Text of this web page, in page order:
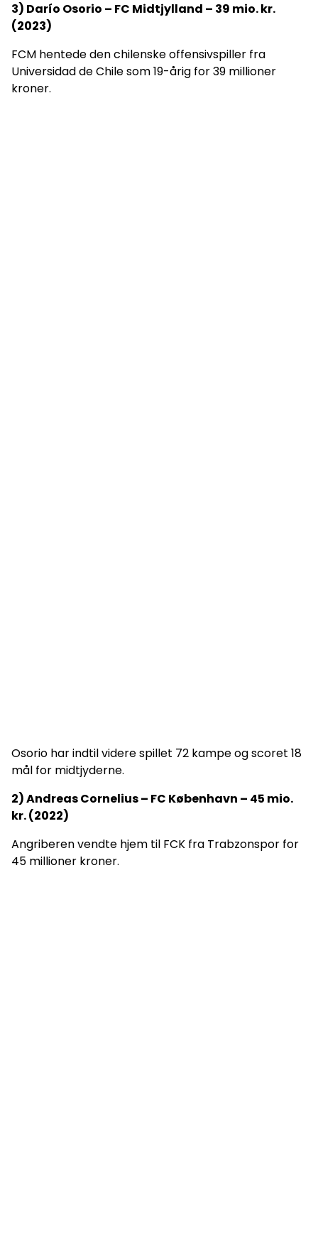
3) Darío Osorio – FC Midtjylland – 39 mio. kr.
(2023)
FCM hentede den chilenske offensivspiller fra
Universidad de Chile som 19-årig for 39 millioner
kroner.
Osorio har indtil videre spillet 72 kampe og scoret 18
mål for midtjyderne.
2) Andreas Cornelius – FC København – 45 mio.
kr. (2022)
Angriberen vendte hjem til FCK fra Trabzonspor for
45 millioner kroner.